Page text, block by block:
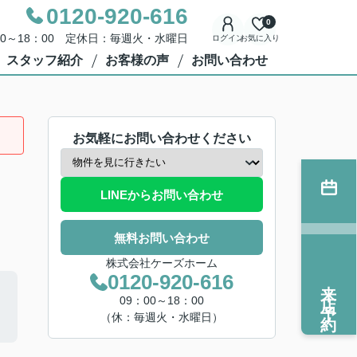
0120-920-616
～18：00 定休日：毎週火・水曜日 ログインお気に入り
0
スタッフ紹介 お客様の声 お問い合わせ
お気軽にお問い合わせください
LINEからお問い合わせ
無料お問い合わせ
株式会社ケーズホーム
0120-920-616
09：00～18：00
（休：毎週火・水曜日）
来店予約